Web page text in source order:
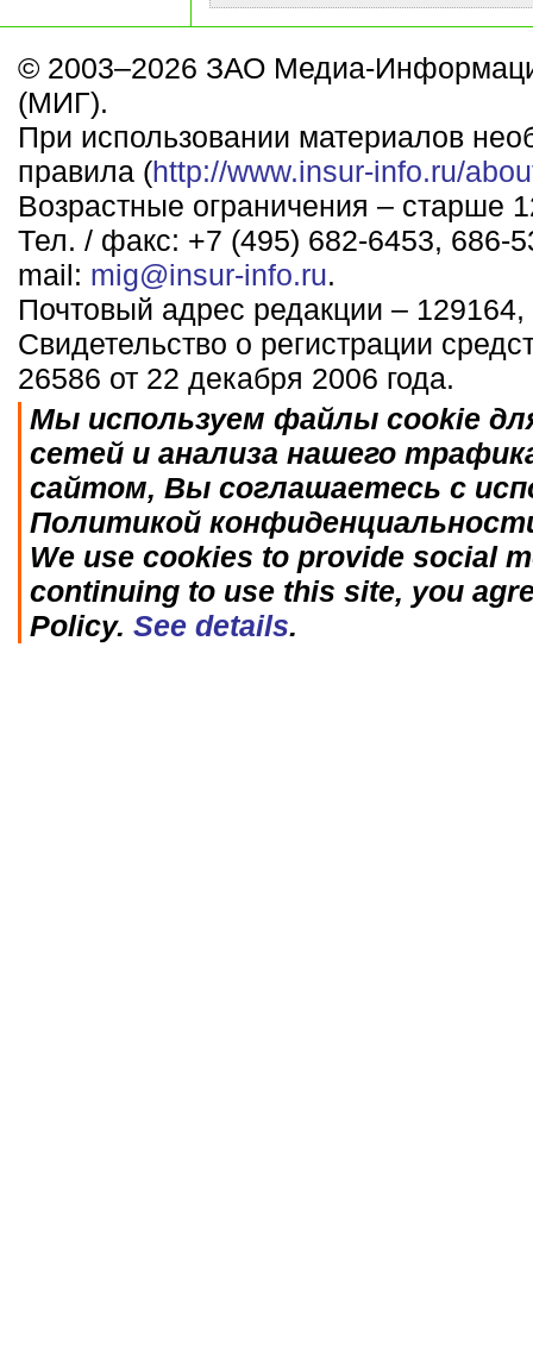
© 2003–2026 ЗАО Медиа-
(МИГ).
При использовании материалов
правила (http://www.insur-info.ru/
Возрастные ограничения – старше
Тел. / факс: +7 (495) 682-6453, 686-
mail: mig@insur-info.ru.
Почтовый адрес редакции –
Свидетельство о регистрации
26586 от 22 декабря 2006 года.
Мы используем файлы cookie
сетей и анализа нашего
сайтом, Вы соглашаетесь с
Политикой
We use cookies to provide social
continuing to use this site, you
Policy. See details.